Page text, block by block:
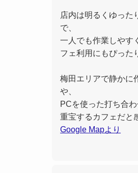
店内は明るくゆった
で、
一人でも作業しやす
フェ利用にもぴった
梅田エリアで静かに
や、
PCを使った打ち合
重宝するカフェだと
Google Mapより